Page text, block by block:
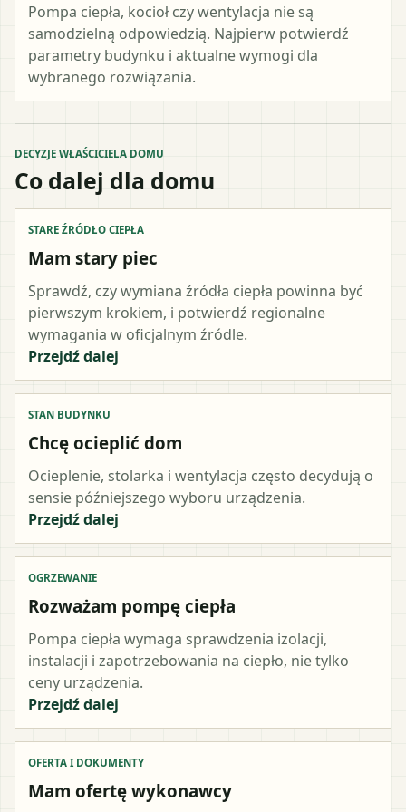
Pompa ciepła, kocioł czy wentylacja nie są
samodzielną odpowiedzią. Najpierw potwierdź
parametry budynku i aktualne wymogi dla
wybranego rozwiązania.
DECYZJE WŁAŚCICIELA DOMU
Co dalej dla domu
STARE ŹRÓDŁO CIEPŁA
Mam stary piec
Sprawdź, czy wymiana źródła ciepła powinna być
pierwszym krokiem, i potwierdź regionalne
wymagania w oficjalnym źródle.
Przejdź dalej
STAN BUDYNKU
Chcę ocieplić dom
Ocieplenie, stolarka i wentylacja często decydują o
sensie późniejszego wyboru urządzenia.
Przejdź dalej
OGRZEWANIE
Rozważam pompę ciepła
Pompa ciepła wymaga sprawdzenia izolacji,
instalacji i zapotrzebowania na ciepło, nie tylko
ceny urządzenia.
Przejdź dalej
OFERTA I DOKUMENTY
Mam ofertę wykonawcy